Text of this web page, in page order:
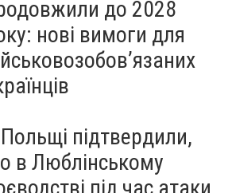
до 2028
нові вимоги для
підтвердили,
в Люблінському